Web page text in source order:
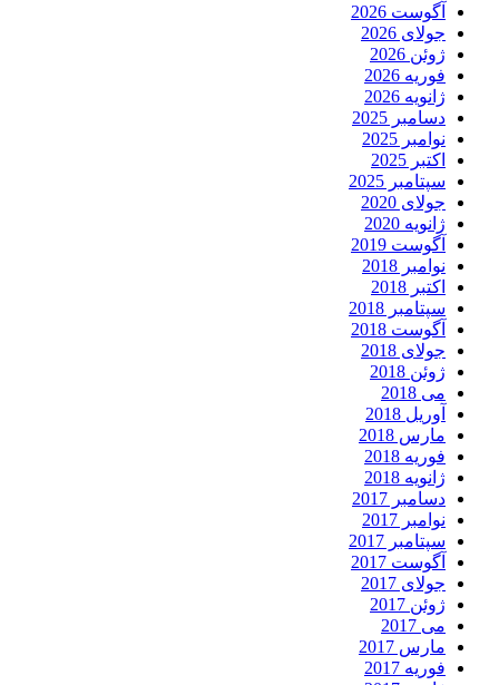
آگوست 2026
جولای 2026
ژوئن 2026
فوریه 2026
ژانویه 2026
دسامبر 2025
نوامبر 2025
اکتبر 2025
سپتامبر 2025
جولای 2020
ژانویه 2020
آگوست 2019
نوامبر 2018
اکتبر 2018
سپتامبر 2018
آگوست 2018
جولای 2018
ژوئن 2018
می 2018
آوریل 2018
مارس 2018
فوریه 2018
ژانویه 2018
دسامبر 2017
نوامبر 2017
سپتامبر 2017
آگوست 2017
جولای 2017
ژوئن 2017
می 2017
مارس 2017
فوریه 2017